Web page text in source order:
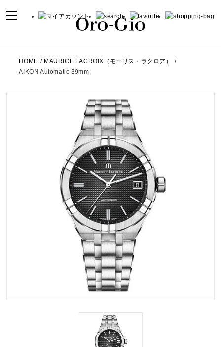
HOME / MAURICE LACROIX（モーリス・ラクロア）
/
AIKON Automatic 39mm